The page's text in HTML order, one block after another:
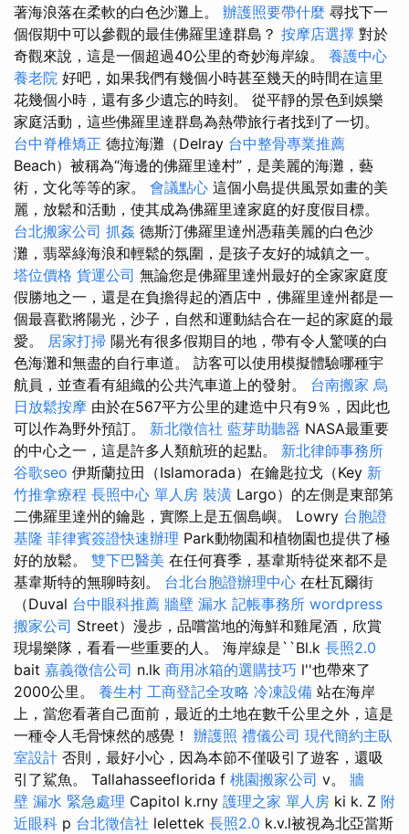
著海浪落在柔軟的白色沙灘上。 辦護照要帶什麼 尋找下一
個假期中可以參觀的最佳佛羅里達群島？ 按摩店選擇 對於
奇觀來說，這是一個超過40公里的奇妙海岸線。 養護中心
養老院 好吧，如果我們有幾個小時甚至幾天的時間在這里
花幾個小時，還有多少遺忘的時刻。 從平靜的景色到娛樂
家庭活動，這些佛羅里達群島為熱帶旅行者找到了一切。
台中脊椎矯正 德拉海灘（Delray 台中整骨專業推薦
Beach）被稱為“海邊的佛羅里達村”，是美麗的海灘，藝
術，文化等等的家。 會議點心 這個小島提供風景如畫的美
麗，放鬆和活動，使其成為佛羅里達家庭的好度假目標。
台北搬家公司 抓姦 德斯汀佛羅里達州憑藉美麗的白色沙
灘，翡翠綠海浪和輕鬆的氛圍，是孩子友好的城鎮之一。
塔位價格 貨運公司 無論您是佛羅里達州最好的全家家庭度
假勝地之一，還是在負擔得起的酒店中，佛羅里達州都是一
個最喜歡將陽光，沙子，自然和運動結合在一起的家庭的最
愛。 居家打掃 陽光有很多假期目的地，帶有令人驚嘆的白
色海灘和無盡的自行車道。 訪客可以使用模擬體驗哪種宇
航員，並查看有組織的公共汽車道上的發射。 台南搬家 烏
日放鬆按摩 由於在567平方公里的建造中只有9％，因此也
可以作為野外預訂。 新北徵信社 藍芽助聽器 NASA最重要
的中心之一，這是許多人類航班的起點。 新北律師事務所
谷歌seo 伊斯蘭拉田（Islamorada）在鑰匙拉戈（Key 新
竹推拿療程 長照中心 單人房 裝潢 Largo）的左側是東部第
二佛羅里達州的鑰匙，實際上是五個島嶼。 Lowry 台胞證
基隆 菲律賓簽證快速辦理 Park動物園和植物園也提供了極
好的放鬆。 雙下巴醫美 在任何賽季，基韋斯特從來都不是
基韋斯特的無聊時刻。 台北台胞證辦理中心 在杜瓦爾街
（Duval 台中眼科推薦 牆壁 漏水 記帳事務所 wordpress
搬家公司 Street）漫步，品嚐當地的海鮮和雞尾酒，欣賞
現場樂隊，看看一些重要的人。 海岸線是``Bl.k 長照2.0
bait 嘉義徵信公司 n.lk 商用冰箱的選購技巧 l''也帶來了
2000公里。 養生村 工商登記全攻略 冷凍設備 站在海岸
上，當您看著自己面前，最近的土地在數千公里之外，這是
一種令人毛骨悚然的感覺！ 辦護照 禮儀公司 現代簡約主臥
室設計 否則，最好小心，因為本節不僅吸引了遊客，還吸
引了鯊魚。 Tallahasseeflorida f 桃園搬家公司 v。 牆
壁 漏水 緊急處理 Capitol k.rny 護理之家 單人房 ki k. Z 附
近眼科 p 台北徵信社 lelettek 長照2.0 k.v.l被視為北亞當斯